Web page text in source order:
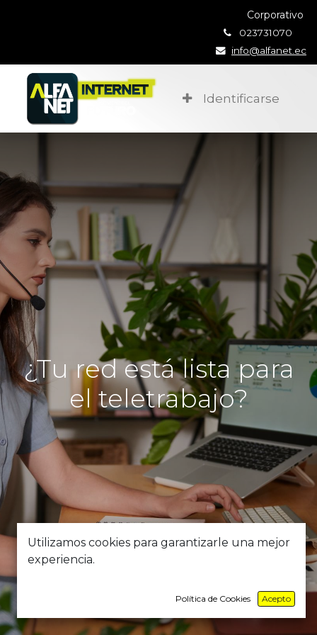
Corporativo
023731070
info@alfanet.ec
Identificarse
¿Tu red está lista para
el teletrabajo?
Utilizamos cookies para garantizarle una mejor
experiencia.
Política de Cookies Acepto